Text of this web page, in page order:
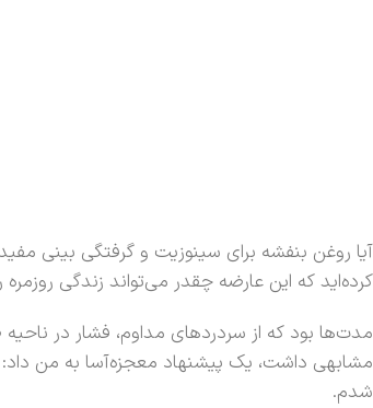
آیا روغن بنفشه برای سینوزیت و گرفتگی بینی
کرده‌اید که این عارضه چقدر می‌تواند زندگی
مدت‌ها بود که از سردردهای مداوم، فشار در
شدم.